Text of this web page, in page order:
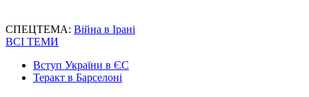
СПЕЦТЕМА: Війна в Ірані
ВСІ ТЕМИ
Вступ України в ЄС
Теракт в Барселоні